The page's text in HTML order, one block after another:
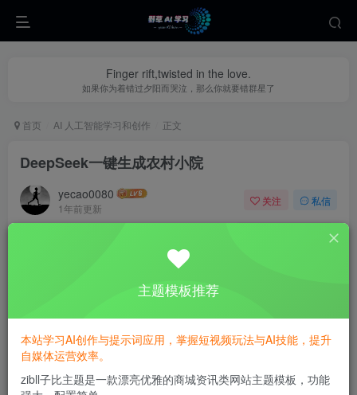
Finger rift,twisted in the love.
如果你为着错过夕阳而哭泣，那么你就要错群星了
首页 AI 人工智能学习和创作 正文
DeepSeek一键生成农村小院
yecao0080
1年前更新
关注 私信
项目简介：
打造治愈经济：城市焦虑人群向往的“精神乌托邦”动不动点
赞就成千上万的，变现能力丰富效果拔群，我看到一个账
主题模板推荐
本站学习AI创作与提示词应用，掌握短视频玩法与AI技能，提升
自媒体运营效率。
zibll子比主题是一款漂亮优雅的商城资讯类网站主题模板，功能